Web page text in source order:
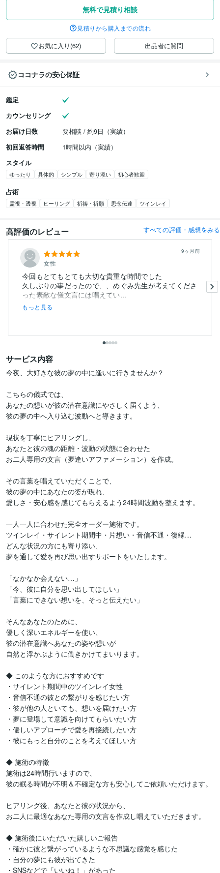
無料で見積り相談
見積りから購入までの流れ
お気に入り(62) 出品者に質問
ココナラの安心保証
鑑定
カウンセリング
お届け日数
要相談 / 約9日（実績）
初回返答時間
1時間以内（実績）
スタイル
ゆったり 具体的 シンプル 寄り添い 初心者歓迎
占術
霊視・透視 ヒーリング 祈祷・祈願 思念伝達 ツインレイ
高評価のレビュー すべての評価・感想をみる
女性
9ヶ月前
今回もとてもとても大切な貴重な時間でした
久しぶりの事だったので、、めぐみ先生が考えてくださ
った素敵な儀文言には唱えてい...
もっと見る
サービス内容
今夜、大好きな彼の夢の中に逢いに行きませんか？
こちらの儀式では、
あなたの想いが彼の潜在意識にやさしく届くよう、
彼の夢の中へ入り込む波動へと導きます。
現状を丁寧にヒアリングし、
あなたと彼の魂の距離・波動の状態に合わせた
お二人専用の文言（夢逢いアファメーション）を作成。
その言葉を唱えていただくことで、
彼の夢の中にあなたの姿が現れ、
愛しさ・安心感を感じてもらえるよう24時間波動を整えます。
一人一人に合わせた完全オーダー施術です。
ツインレイ・サイレント期間中・片想い・音信不通・復縁…
どんな状況の方にも寄り添い、
夢を通して愛を再び思い出すサポートをいたします。
「なかなか会えない…」
「今、彼に自分を思い出してほしい」
「言葉にできない想いを、そっと伝えたい」
そんなあなたのために、
優しく深いエネルギーを使い、
彼の潜在意識へあなたの姿や想いが
自然と浮かぶように働きかけてまいります。
◆ このような方におすすめです
・サイレント期間中のツインレイ女性
・音信不通の彼との繋がりを感じたい方
・彼が他の人といても、想いを届けたい方
・夢に登場して意識を向けてもらいたい方
・優しいアプローチで愛を再接続したい方
・彼にもっと自分のことを考えてほしい方
◆ 施術の特徴
施術は24時間行いますので、
彼の眠る時間が不明＆不確定な方も安心してご依頼いただけます。
ヒアリング後、あなたと彼の状況から、
お二人に最適なあなた専用の文言を作成し唱えていただきます。
◆ 施術後にいただいた嬉しいご報告
・確かに彼と繋がっているような不思議な感覚を感じた
・自分の夢にも彼が出てきた
・SNSなどで「いいね！」があった